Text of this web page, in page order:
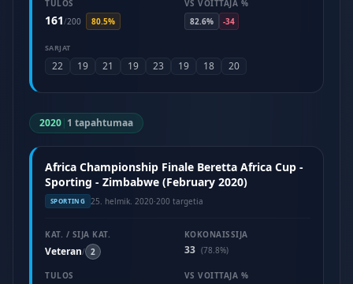
TULOS
161/200 80.5%
VS VOITTAJA %
82.6%
-34
SARJAT
22 19 21 19 23 19 18 20
2020| 1 tapahtumaa
Africa Championship Finale Beretta Africa Cup -
Sporting - Zimbabwe (February 2020)
SPORTING 25. helmik. 2020·200 targetia
KAT. / SIJA KAT.
Veteran/ 2
KOKONAISSIJA
33 (78.8%)
TULOS
VS VOITTAJA %